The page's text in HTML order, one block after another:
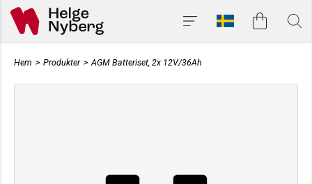
Hem > Produkter > AGM Batteriset, 2x 12V/36Ah